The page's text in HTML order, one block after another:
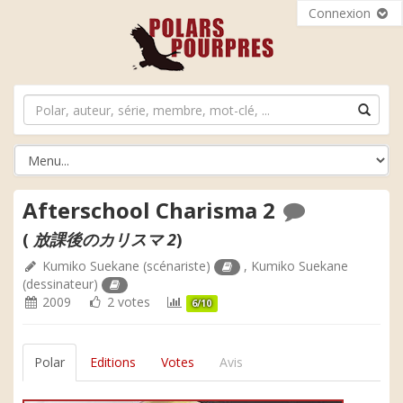
Connexion
Afterschool Charisma 2
( 放課後のカリスマ 2)
Kumiko Suekane (scénariste) , Kumiko Suekane
(dessinateur)
2009
2 votes 6/10
Polar Editions Votes Avis